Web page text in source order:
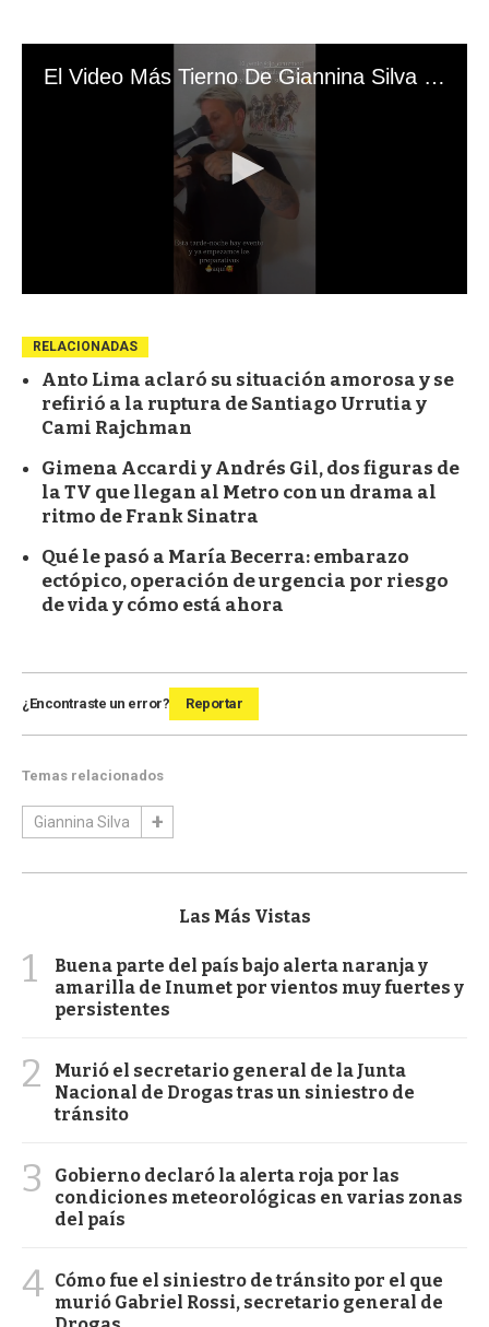
RELACIONADAS
Anto Lima aclaró su situación amorosa y se
refirió a la ruptura de Santiago Urrutia y
Cami Rajchman
Gimena Accardi y Andrés Gil, dos figuras de
la TV que llegan al Metro con un drama al
ritmo de Frank Sinatra
Qué le pasó a María Becerra: embarazo
ectópico, operación de urgencia por riesgo
de vida y cómo está ahora
¿Encontraste un error? Reportar
Temas relacionados
Giannina Silva
Las Más Vistas
1
Buena parte del país bajo alerta naranja y
amarilla de Inumet por vientos muy fuertes y
persistentes
2
Murió el secretario general de la Junta
Nacional de Drogas tras un siniestro de
tránsito
3
Gobierno declaró la alerta roja por las
condiciones meteorológicas en varias zonas
del país
4 Cómo fue el siniestro de tránsito por el que
murió Gabriel Rossi, secretario general de